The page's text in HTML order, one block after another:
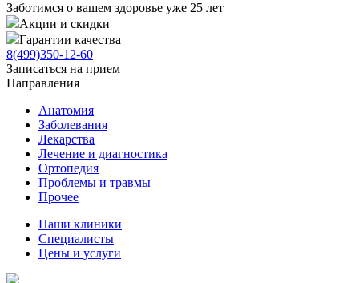
Заботимся о вашем здоровье уже 25 лет
Акции и скидки
Гарантии качества
8(499)350-12-60
Записаться на прием
Направления
Анатомия
Заболевания
Лекарства
Лечение и диагностика
Ортопедия
Проблемы и травмы
Прочее
Наши клиники
Специалисты
Цены и услуги